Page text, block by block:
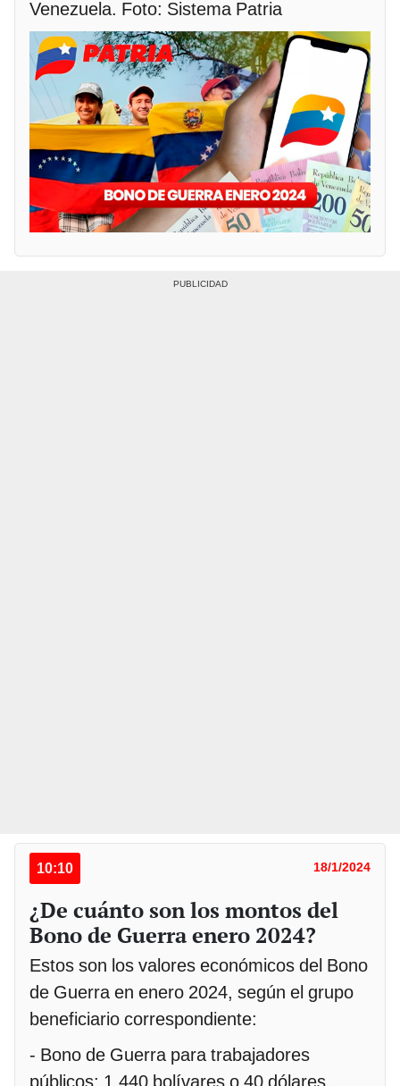
Venezuela. Foto: Sistema Patria
10:10 18/1/2024
¿De cuánto son los montos del
Bono de Guerra enero 2024?
Estos son los valores económicos del Bono
de Guerra en enero 2024, según el grupo
beneficiario correspondiente:
- Bono de Guerra para trabajadores
públicos: 1.440 bolívares o 40 dólares,